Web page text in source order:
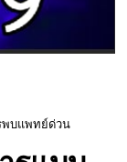
พบแพทย์ด่วน